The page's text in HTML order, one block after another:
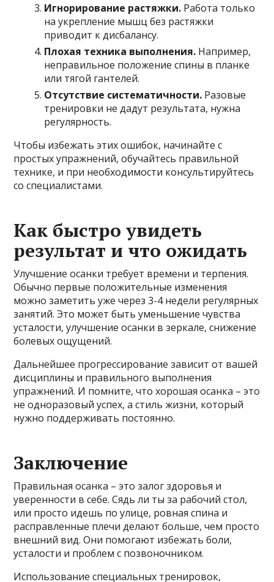
Игнорирование растяжки. Работа только
на укрепление мышц без растяжки
приводит к дисбалансу.
Плохая техника выполнения. Например,
неправильное положение спины в планке
или тягой гантелей.
Отсутствие систематичности. Разовые
тренировки не дадут результата, нужна
регулярность.
Чтобы избежать этих ошибок, начинайте с
простых упражнений, обучайтесь правильной
технике, и при необходимости консультируйтесь
со специалистами.
Как быстро увидеть
результат и что ожидать
Улучшение осанки требует времени и терпения.
Обычно первые положительные изменения
можно заметить уже через 3-4 недели регулярных
занятий. Это может быть уменьшение чувства
усталости, улучшение осанки в зеркале, снижение
болевых ощущений.
Дальнейшее прогрессирование зависит от вашей
дисциплины и правильного выполнения
упражнений. И помните, что хорошая осанка – это
не одноразовый успех, а стиль жизни, который
нужно поддерживать постоянно.
Заключение
Правильная осанка – это залог здоровья и
уверенности в себе. Сядь ли ты за рабочий стол,
или просто идешь по улице, ровная спина и
расправленные плечи делают больше, чем просто
внешний вид. Они помогают избежать боли,
усталости и проблем с позвоночником.
Использование специальных тренировок,